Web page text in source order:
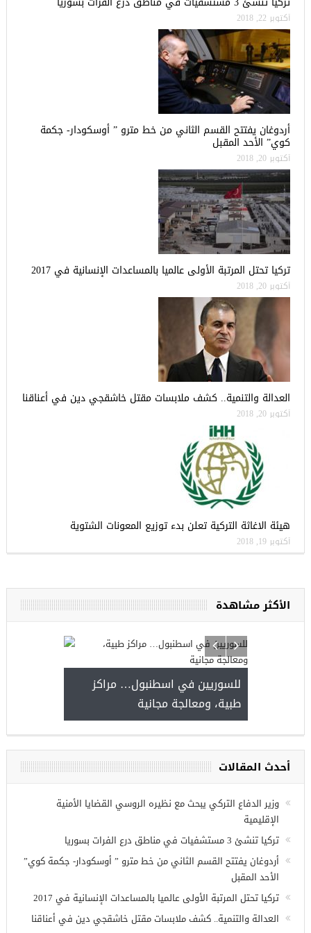
أكتوبر 22, 2018
أردوغان يفتتح القسم الثاني من خط مترو ” أوسكودار- جكمة
كوي” الأحد المقبل
أكتوبر 20, 2018
تركيا تحتل المرتبة الأولى عالميا بالمساعدات الإنسانية في 2017
أكتوبر 20, 2018
العدالة والتنمية.. كشف ملابسات مقتل خاشقجي دين في أعناقنا
أكتوبر 20, 2018
هيئة الاغاثة التركية تعلن بدء توزيع المعونات الشتوية
أكتوبر 19, 2018
الأكثر مشاهدة
للسوريين في اسطنبول… مراكز
طبية، ومعالجة مجانية
في
أحدث المقالات
وزير الدفاع التركي يبحث مع نظيره الروسي القضايا الأمنية
الإقليمية
تركيا تنشئ 3 مستشفيات في مناطق درع الفرات بسوريا
أردوغان يفتتح القسم الثاني من خط مترو ” أوسكودار- جكمة كوي”
الأحد المقبل
تركيا تحتل المرتبة الأولى عالميا بالمساعدات الإنسانية في 2017
العدالة والتنمية.. كشف ملابسات مقتل خاشقجي دين في أعناقنا